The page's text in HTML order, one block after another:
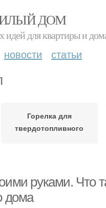
ДОМ
идей для квартиры и
новости статьи
Горелка для
твердотопливного
руками. Что
дома